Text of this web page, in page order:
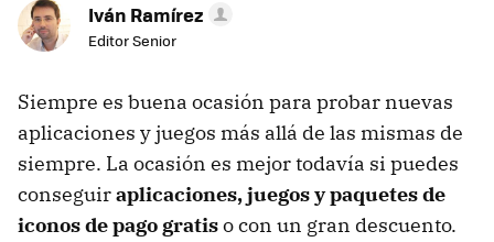
Iván Ramírez
Editor Senior
Siempre es buena ocasión para probar nuevas
aplicaciones y juegos más allá de las mismas de
siempre. La ocasión es mejor todavía si puedes
conseguiraplicaciones, juegos y paquetes de
iconos de pago gratiso con un gran descuento.